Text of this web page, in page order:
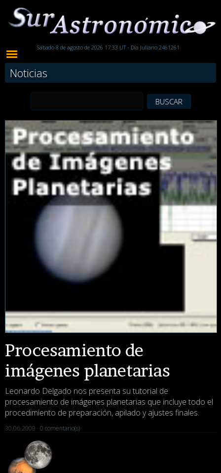
Sábado 8 de agosto de 2026 17:33 UT - Día Juliano 2461261
Noticias
BUSCAR
Procesamiento de
imágenes planetarias
Leonardo Delgado nos presenta su tutorial de
procesamiento de imágenes planetarias que incluye todo el
procedimiento de preparación, apilado y ajustes finales.
30.06.2009 · 0 comentario(s)